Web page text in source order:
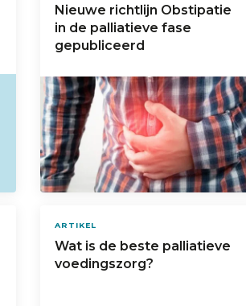
Nieuwe richtlijn Obstipatie
in de palliatieve fase
gepubliceerd
ARTIKEL
Wat is de beste palliatieve
voedingszorg?